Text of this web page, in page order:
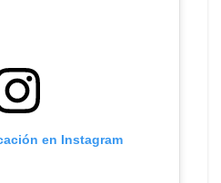
en Instagram